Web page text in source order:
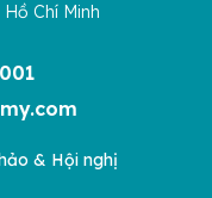
Chí Minh
& Hội nghị